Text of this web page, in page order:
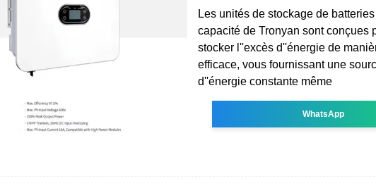
Les unités de stockage de
capacité de Tronyan sont conçues
stocker l''excès d''énergie de
efficace, vous fournissant une
d''énergie constante même
WhatsApp